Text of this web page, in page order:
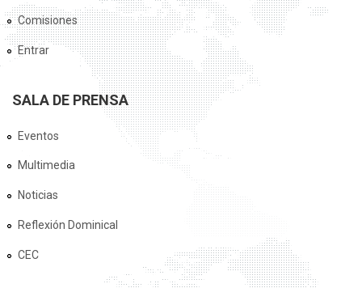
Comisiones
Entrar
SALA DE PRENSA
Eventos
Multimedia
Noticias
Reflexión Dominical
CEC